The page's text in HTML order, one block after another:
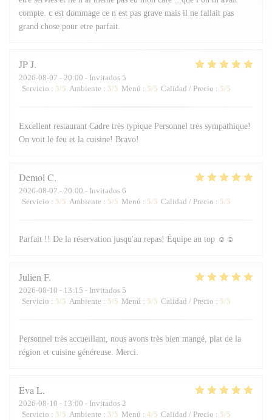
compte. c est dommage ce n est pas grave mais il ne fallait pas
grand chose pour etre parfait.
JPJ
2026-08-07 - 20:00 - Invitados 5
Servicio : 5/5 Ambiente : 5/5 Menú : 5/5 Calidad / Precio : 5/5
Excellent restaurant Cadre très typique Personnel très sympathique!
On voit le feu et la cuisine! Bravo!
Demol C
2026-08-07 - 20:00 - Invitados 6
Servicio : 5/5 Ambiente : 5/5 Menú : 5/5 Calidad / Precio : 5/5
Parfait !! De la réservation jusqu'au repas! Équipe au top ☺️☺️
Julien F
2026-08-10 - 13:15 - Invitados 5
Servicio : 5/5 Ambiente : 5/5 Menú : 5/5 Calidad / Precio : 5/5
Personnel très accueillant, nous avons très bien mangé, plat de la
région et cuisine généreuse. Merci.
Eva L
2026-08-10 - 13:00 - Invitados 2
Servicio : 5/5 Ambiente : 5/5 Menú : 4/5 Calidad / Precio : 5/5